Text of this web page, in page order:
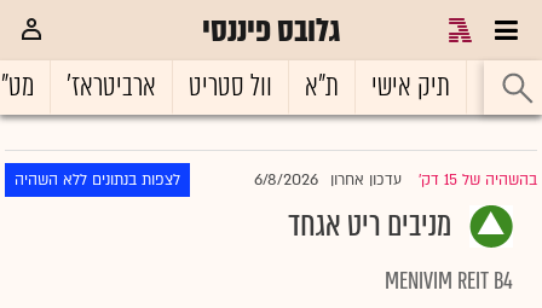
גלובס פיננסי
ראשי תיק אישי ת"א וול סטריט ארביטראז'
בהשהיה של 15 דק' |עדכון אחרון 6/8/2026 לצפות בנתונים ללא השהיה
מניבים ריט אגחד
MENIVIM REIT B4